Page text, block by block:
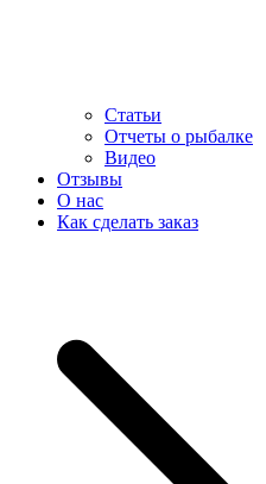
Статьи
Отчеты о рыбалке
Видео
Отзывы
О нас
Как сделать заказ